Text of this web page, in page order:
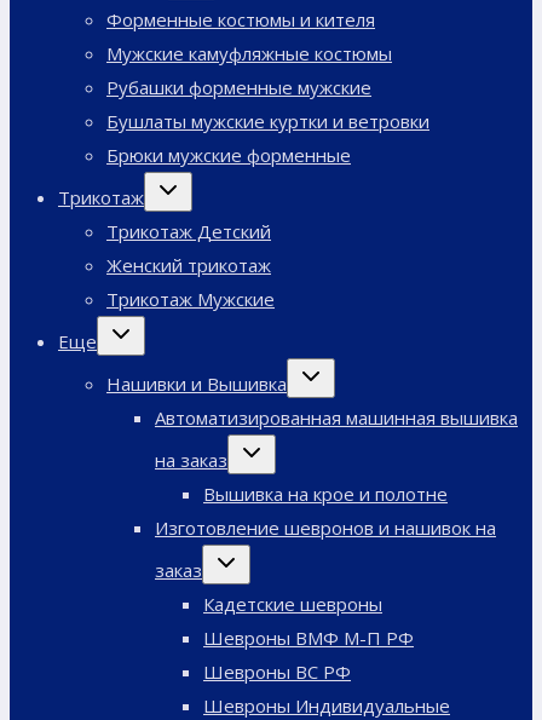
Форменные костюмы и кителя
Мужские камуфляжные костюмы
Рубашки форменные мужские
Бушлаты мужские куртки и ветровки
Брюки мужские форменные
Трикотаж
Переключить
Трикотаж Детский
Женский трикотаж
Трикотаж Мужские
Еще
Переключить
Нашивки и Вышивка
Переключить
Автоматизированная машинная вышивка
на заказ
Переключить
Вышивка на крое и полотне
Изготовление шевронов и нашивок на
заказ
Переключить
Кадетские шевроны
Шевроны ВМФ М-П РФ
Шевроны ВС РФ
Шевроны Индивидуальные